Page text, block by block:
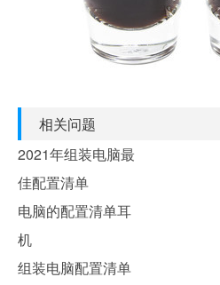
相关问题
2021年组装电脑最
佳配置清单
电脑的配置清单耳
机
组装电脑配置清单